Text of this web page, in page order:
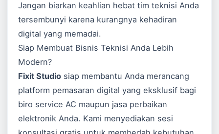
Jangan biarkan keahlian hebat tim teknisi Anda
tersembunyi karena kurangnya kehadiran
digital yang memadai.
Siap Membuat Bisnis Teknisi Anda Lebih
Modern?
Fixit Studio siap membantu Anda merancang
platform pemasaran digital yang eksklusif bagi
biro service AC maupun jasa perbaikan
elektronik Anda. Kami menyediakan sesi